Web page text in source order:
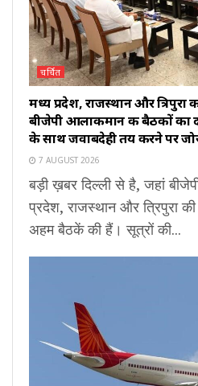
चर्चित
मध्य प्रदेश, राजस्थान और त्रिपुरा
बीजेपी आलाकमान की बैठकों का
के साथ जवाबदेही तय करने पर
7 AUGUST 2026
बड़ी ख़बर दिल्ली से है, जहां
प्रदेश, राजस्थान और त्रिपुरा
अहम बैठकें की हैं। सूत्रों की...